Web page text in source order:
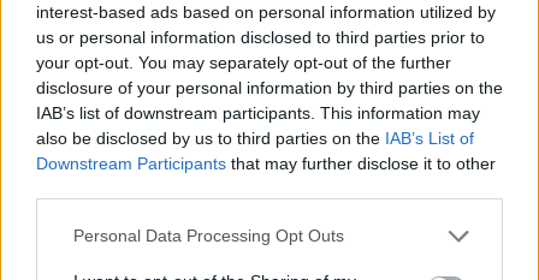
interest-based ads based on personal information utilized by
us or personal information disclosed to third parties prior to
your opt-out. You may separately opt-out of the further
disclosure of your personal information by third parties on the
IAB’s list of downstream participants. This information may
also be disclosed by us to third parties on the IAB’s List of
Downstream Participants that may further disclose it to other
Personal Data Processing Opt Outs
„Pentaklių riteris“ pabrėš jūsų patikimumą, darbštumą
ir rimtą požiūrį į pareigas.
Būsite ypač susikoncentravę į reikalus, reikalaujančius
kantrybės, tikslumo ir atidumo.
pasitikėti, o jūsų žodžiai bus priimami kuo rimčiausiai.